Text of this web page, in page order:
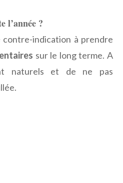
l’année ?
contre-indication à prendre
sur le long terme. A
naturels et de ne pas